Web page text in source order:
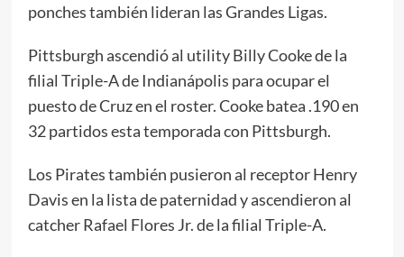
ponches también lideran las Grandes Ligas.
Pittsburgh ascendió al utility Billy Cooke de la
filial Triple-A de Indianápolis para ocupar el
puesto de Cruz en el roster. Cooke batea .190 en
32 partidos esta temporada con Pittsburgh.
Los Pirates también pusieron al receptor Henry
Davis en la lista de paternidad y ascendieron al
catcher Rafael Flores Jr. de la filial Triple-A.